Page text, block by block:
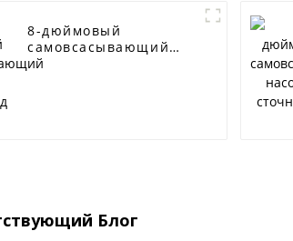
8-дюймовый
самовсасывающий
насос для сточных
Блог